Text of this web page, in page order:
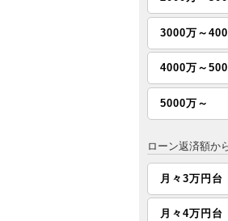
3000万～
4000万～
5000万～
ローン返済額か
月々3万円台
月々4万円台